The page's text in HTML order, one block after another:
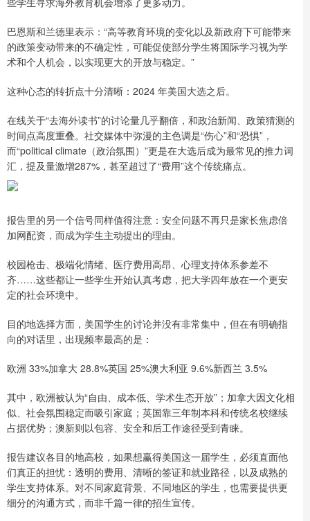
巴恩斯和兰德里表示：“高等教育环境的变化以及新政府下可能带来
的政策变动带来的不确定性，可能促使部分学生将国际学习视为学
术和个人机会，以实现更大的开放与稳定。”
这种心态的转折点十分清晰：2024 年美国大选之后。
在线关于“去海外读书”的讨论量几乎翻倍，和政治新闻、政策猜测的
时间点高度重叠。社交媒体中弥漫的主色调是“伤心”和“恐惧”，
而“political climate（政治氛围）”更是在大选后成为最常见的推力词
汇，提及量激增287%，甚至超过了“费用”这个传统痛点。
报告里的另一个信号同样值得注意：安全问题不再只是家长焦虑倍
加网配资，而成为学生主动提出的理由。
校园枪击、极端化情绪、医疗费用高昂、心理支持体系参差不
齐……这些都让一些学生开始认真考虑，把大学四年放在一个更安
定的社会环境中。
目的地选择方面，美国学生的讨论并没有非常集中，但在有明确指
向的对话里，出现频率最高的是：
欧洲 33%加拿大 28.8%英国 25%澳大利亚 9.6%新西兰 3.5%
其中，欧洲被认为“自由、成本低、学术生态开放”；加拿大因文化相
似、社会氛围稳定而吸引家庭；英国靠三年制本科和传统名校继续
占据优势；澳新则以包容、安全和后工作途径受到青睐。
报告建议各目的地高校，如果想赢得美国这一届学生，必须直面他
们真正的担忧：透明的费用、清晰的签证和就业路径，以及成熟的
学生支持体系。对不同家庭背景、不同地区的学生，也需要提供更
细分的沟通方式，而非千篇一律的招生宣传。